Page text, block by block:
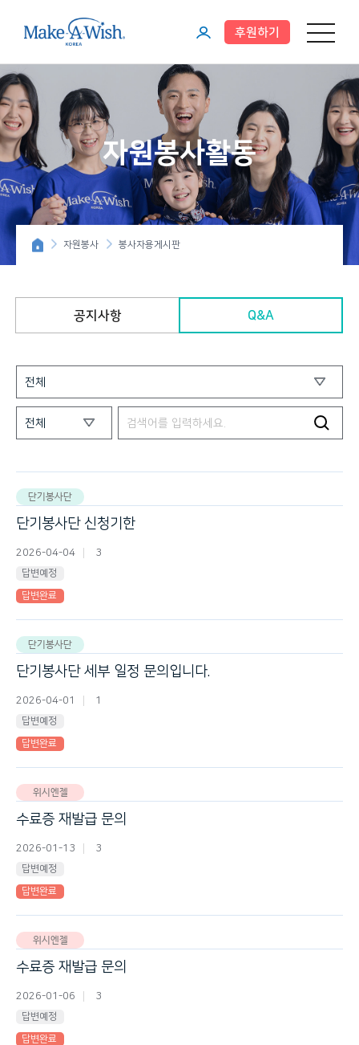
메뉴 열기
이
지
후원하기
자원봉사활동
자원봉사 봉사자용게시판
공지사항 Q&A
단기봉사단
단기봉사단 신청기한
2026-04-04 3
답변예정
답변완료
단기봉사단
단기봉사단 세부 일정 문의입니다.
2026-04-01 1
답변예정
답변완료
위시엔젤
수료증 재발급 문의
2026-01-13 3
답변예정
답변완료
위시엔젤
수료증 재발급 문의
2026-01-06 3
답변예정
답변완료